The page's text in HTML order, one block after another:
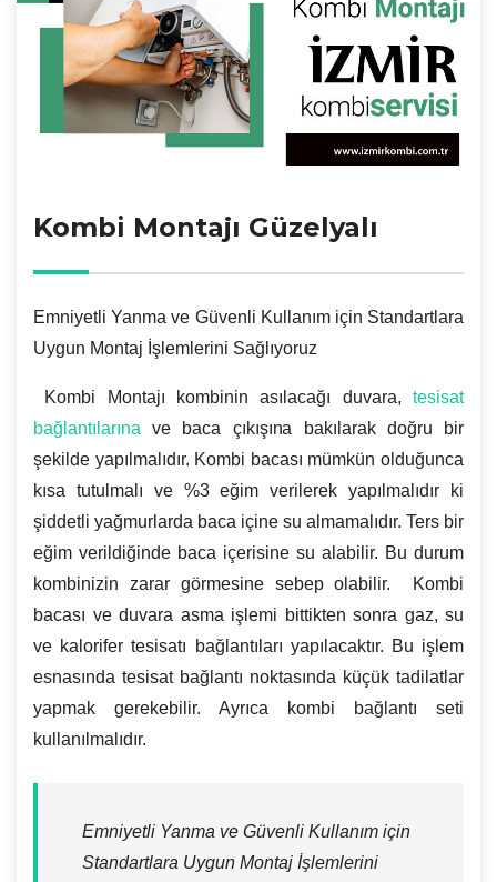
Kombi Montajı Güzelyalı
Emniyetli Yanma ve Güvenli Kullanım için Standartlara
Uygun Montaj İşlemlerini Sağlıyoruz
Kombi Montajı kombinin asılacağı duvara, tesisat
bağlantılarına ve baca çıkışına bakılarak doğru bir
şekilde yapılmalıdır. Kombi bacası mümkün olduğunca
kısa tutulmalı ve %3 eğim verilerek yapılmalıdır ki
şiddetli yağmurlarda baca içine su almamalıdır. Ters bir
eğim verildiğinde baca içerisine su alabilir. Bu durum
kombinizin zarar görmesine sebep olabilir. Kombi
bacası ve duvara asma işlemi bittikten sonra gaz, su
ve kalorifer tesisatı bağlantıları yapılacaktır. Bu işlem
esnasında tesisat bağlantı noktasında küçük tadilatlar
yapmak gerekebilir. Ayrıca kombi bağlantı seti
kullanılmalıdır.
Emniyetli Yanma ve Güvenli Kullanım için
Standartlara Uygun Montaj İşlemlerini